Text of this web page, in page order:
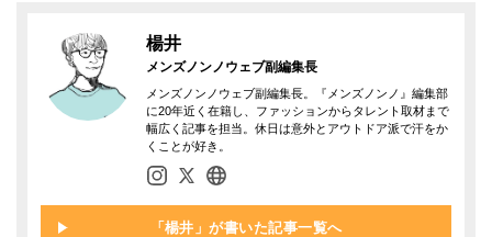
楊井
メンズノンノウェブ副編集長
メンズノンノウェブ副編集長。『メンズノンノ』編集部
に20年近く在籍し、ファッションからタレント取材まで
幅広く記事を担当。休日は意外とアウトドア派で汗をか
くことが好き。
「楊井」が書いた記事一覧へ